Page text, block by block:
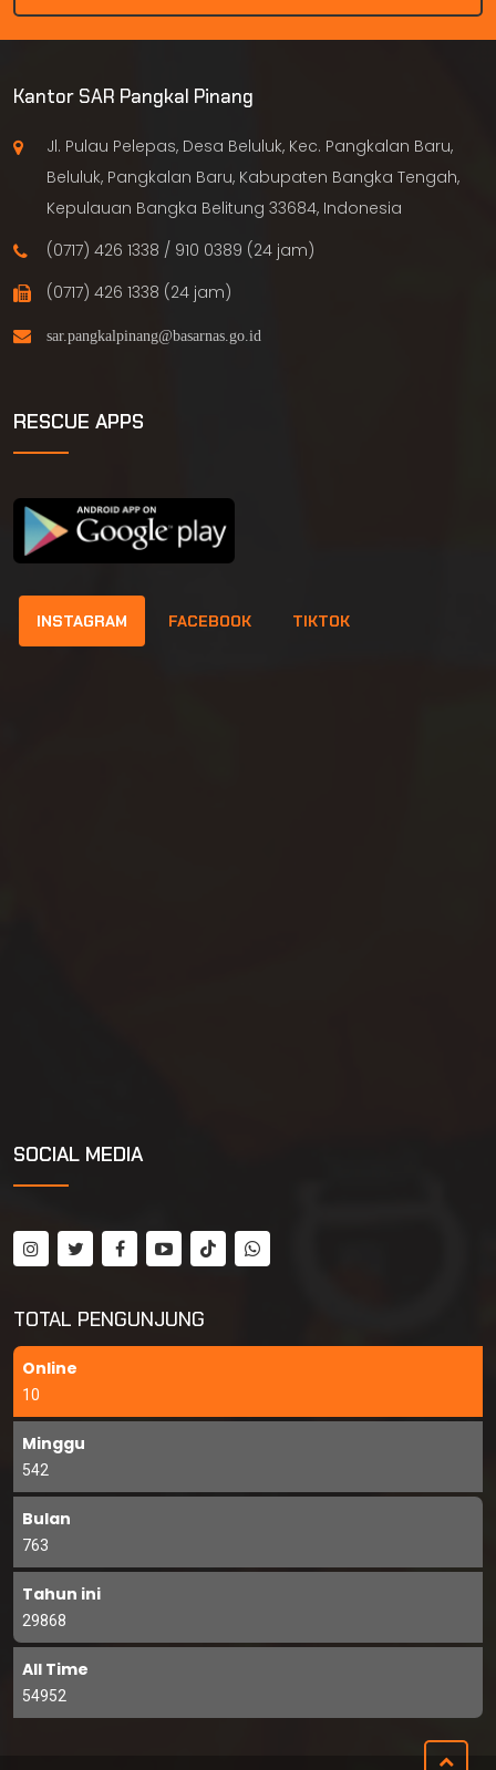
Kantor SAR Pangkal Pinang
Jl. Pulau Pelepas, Desa Beluluk, Kec. Pangkalan Baru,
Beluluk, Pangkalan Baru, Kabupaten Bangka Tengah,
Kepulauan Bangka Belitung 33684, Indonesia
(0717) 426 1338 / 910 0389 (24 jam)
(0717) 426 1338 (24 jam)
RESCUE APPS
INSTAGRAM FACEBOOK TIKTOK
SOCIAL MEDIA
TOTAL PENGUNJUNG
Online
10
Minggu
542
Bulan
763
Tahun ini
29868
All Time
54952